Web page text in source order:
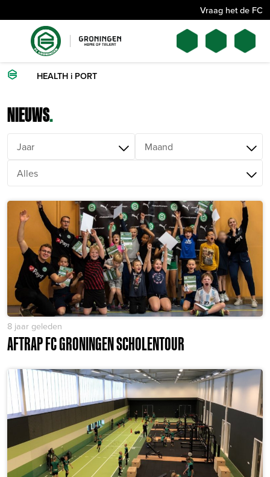
Vraag het de FC
HEALTH i PORT
NIEUWS.
8 jaar geleden
AFTRAP FC GRONINGEN SCHOLENTOUR